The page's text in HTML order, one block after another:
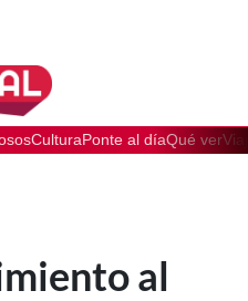
CulturaPonte al díaQué ver
al